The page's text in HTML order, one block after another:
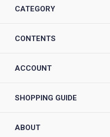
CATEGORY
CONTENTS
ACCOUNT
SHOPPING GUIDE
ABOUT